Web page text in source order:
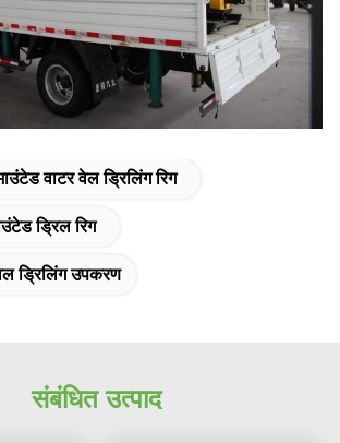
वाटर वेल ड्रिलिंग रिग
ड्रिल रिग
ड्रिलिंग उपकरण
संबंधित उत्पाद